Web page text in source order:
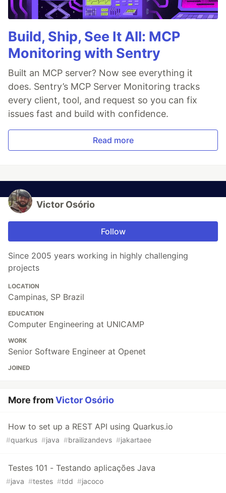
Build, Ship, See It All: MCP
Monitoring with Sentry
Built an MCP server? Now see everything it
does. Sentry’s MCP Server Monitoring tracks
every client, tool, and request so you can fix
issues fast and build with confidence.
Read more
Victor Osório
Follow
Since 2005 years working in highly challenging
projects
LOCATION
Campinas, SP Brazil
EDUCATION
Computer Engineering at UNICAMP
WORK
Senior Software Engineer at Openet
JOINED
More fromVictor Osório
How to set up a REST API using Quarkus.io
#quarkus #java #brailizandevs #jakartaee
Testes 101 - Testando aplicações Java
#java #testes #tdd #jacoco